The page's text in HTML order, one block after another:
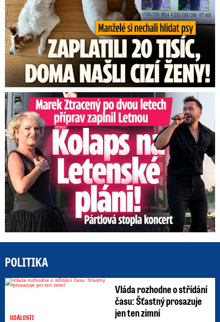
Marek Ztracený na Letné: Pártlová stopla koncert
POLITIKA
UDÁLOSTI
Vláda rozhodne o střídání
času: Šťastný prosazuje
jen ten zimní